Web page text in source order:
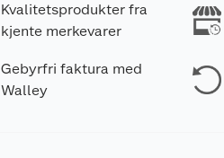
Kvalitetsprodukter fra
kjente merkevarer
Gebyrfri faktura med
Walley